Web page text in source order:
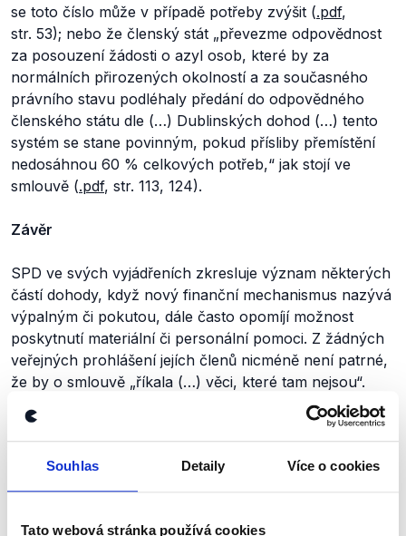
Souhlas Detaily Více o cookies
Tato webová stránka používá cookies
se toto číslo může v případě potřeby zvýšit (.pdf,
str. 53); nebo že členský stát „převezme odpovědnost
za posouzení žádosti o azyl osob, které by za
normálních přirozených okolností a za současného
právního stavu podléhaly předání do odpovědného
členského státu dle (…) Dublinských dohod (…) tento
systém se stane povinným, pokud přísliby přemístění
nedosáhnou 60 % celkových potřeb,“ jak stojí ve
smlouvě (.pdf, str. 113, 124).
Závěr
SPD ve svých vyjádřeních zkresluje význam některých
částí dohody, když nový finanční mechanismus nazývá
výpalným či pokutou, dále často opomíjí možnost
poskytnutí materiální či personální pomoci. Z žádných
veřejných prohlášení jejích členů nicméně není patrné,
že by o smlouvě „říkala (…) věci, které tam nejsou“.